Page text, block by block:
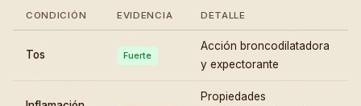
CONDICIÓN EVIDENCIA DETALLE
Tos Fuerte
Acción broncodilatadora
y expectorante
Propiedades